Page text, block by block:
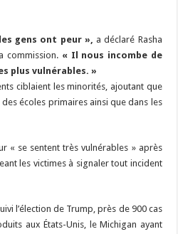
gens ont peur », a déclaré Rasha
commission. « Il nous incombe de
plus vulnérables. »
ciblaient les minorités, ajoutant que
écoles primaires ainsi que dans les
« se sentent très vulnérables » après
les victimes à signaler tout incident
l’élection de Trump, près de 900 cas
aux États-Unis, le Michigan ayant